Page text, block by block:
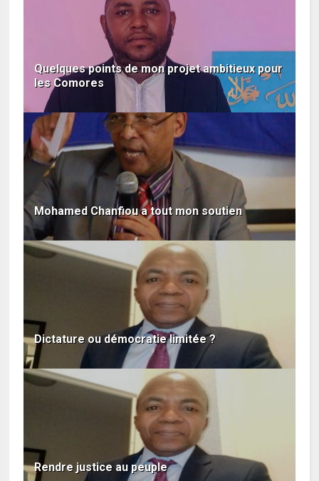
Quelques points de mon projet ambitieux pour
les Comores
Mohamed Chanfiou a tout mon soutien
Dictature ou démocratie limitée ?
Rendre justice au peuple